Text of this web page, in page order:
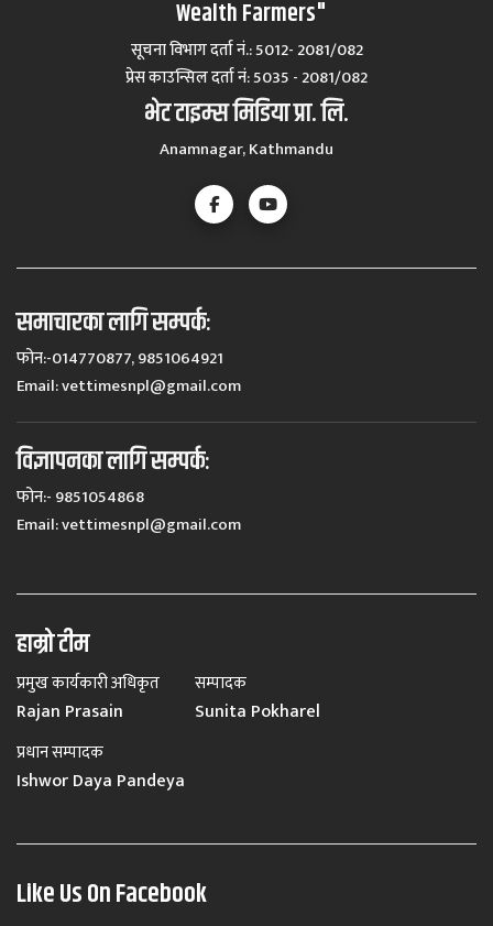
Wealth Farmers"
सूचना विभाग दर्ता नं.: 5012- 2081/082
प्रेस काउन्सिल दर्ता नं‍: 5035 - 2081/082
भेट टाइम्स मिडिया प्रा. लि.
Anamnagar, Kathmandu
समाचारका लागि सम्पर्कः
फोन:-014770877, 9851064921
Email:vettimesnpl@gmail.com
विज्ञापनका लागि सम्पर्कः
फोन:- 9851054868
Email:vettimesnpl@gmail.com
हाम्रो टीम
प्रमुख कार्यकारी अधिकृत
Rajan Prasain
सम्पादक
Sunita Pokharel
प्रधान सम्पादक
Ishwor Daya Pandeya
Like Us On Facebook